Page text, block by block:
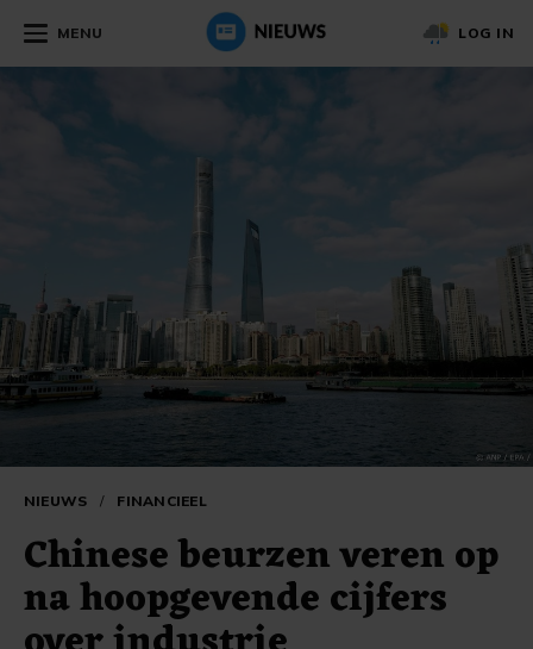
MENU LOG IN
NIEUWS / FINANCIEEL
Chinese beurzen veren op
na hoopgevende cijfers